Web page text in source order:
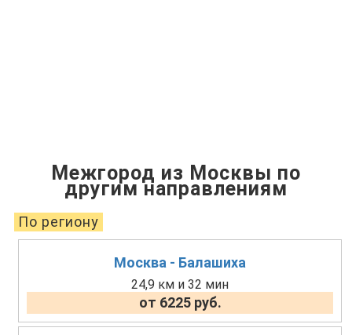
Межгород из Москвы по
другим направлениям
По региону
Москва - Балашиха
24,9 км и 32 мин
от 6225 руб.